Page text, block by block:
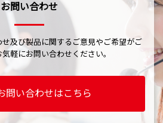
お問い合わせ
及び製品に関するご意見やご希望がご
気軽にお問い合わせください。
問い合わせはこちら